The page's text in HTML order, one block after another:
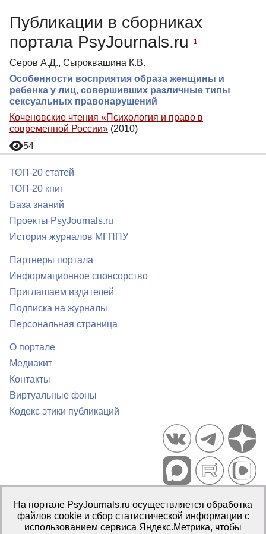
Публикации в сборниках
портала PsyJournals.ru
1
Серов А.Д., Сыроквашина К.В.
Особенности восприятия образа женщины и
ребенка у лиц, совершивших различные типы
сексуальных правонарушений
Коченовские чтения «Психология и право в
современной России» (2010)
54
ТОП-20 статей
ТОП-20 книг
База знаний
Проекты PsyJournals.ru
История журналов МГППУ
Партнеры портала
Информационное спонсорство
Приглашаем издателей
Подписка на журналы
Персональная страница
О портале
Медиакит
Контакты
Виртуальные фоны
Кодекс этики публикаций
Портал психологических изданий PsyJournals.ru, 2007–2026
Правила использования материалов
Свидетельство регистрации СМИЭл № ФС77-66447 от 14 июля
На портале PsyJournals.ru осуществляется обработка
файлов cookie и сбор статистической информации с
использованием сервиса Яндекс.Метрика, чтобы